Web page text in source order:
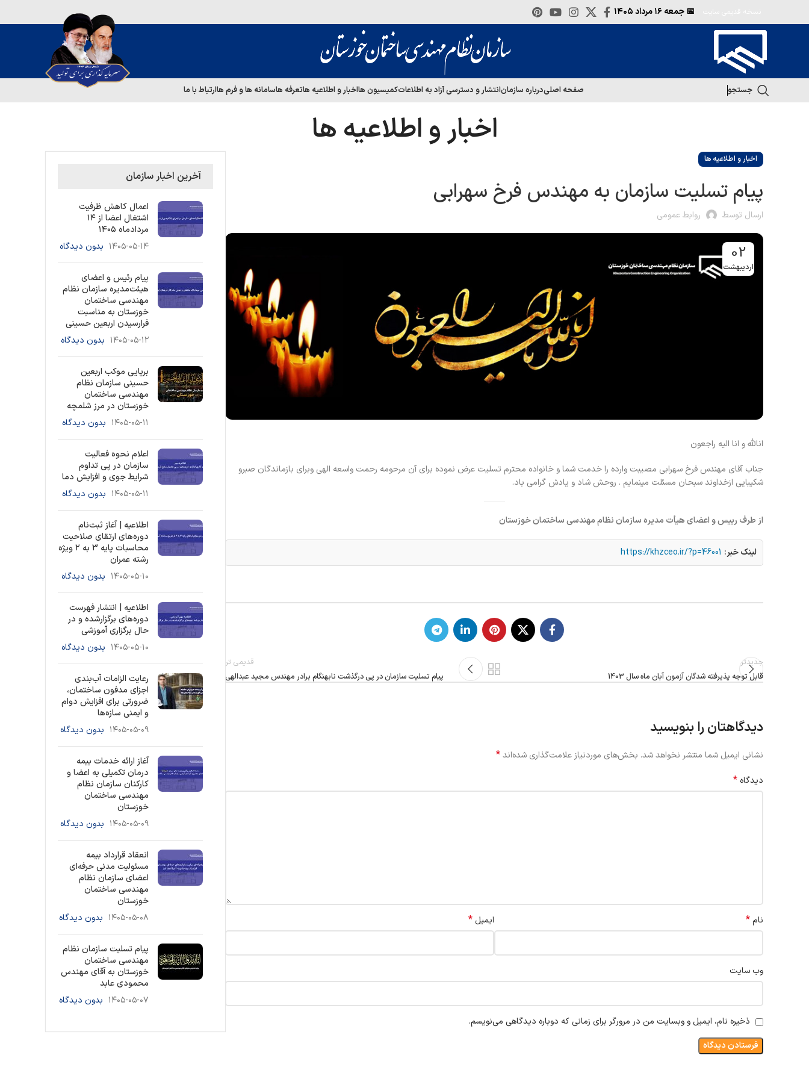
📅 جمعه
جستجو صفحه اصلیدرباره سازمانانتشار و دسترسی آزاد به اطلاعاتکمیسیون هااخبار و اطلاعیه هاتعرفه هاسامانه ها و فرم هاارتباط با ما
اخبار و اطلاعیه ها
اخبار و اطلاعیه ها
پیام تسلیت سازمان به مهندس فرخ سهرابی
ارسال توسط روابط عمومی
02
اردیبهشت
انالله و انا الیه راجعون
جناب آقای مهندس فرخ سهرابی مصیبت وارده را خدمت شما و خانواده محترم تسلیت عرض نموده برای آن مرحومه رحمت واسعه الهی وبرای بازماندگان صبرو
شکیبایی ازخداوند سبحان مسئلت مینمایم . روحش شاد و یادش گرامی باد.
از طرف رییس و اعضای هیأت مدیره سازمان نظام مهندسی ساختمان خوزستان
لینک خبر: https://khzceo.ir/?p=46001
جدیدتر
قابل توجه پذیرفته شدگان آزمون آبان ماه سال 1403
قدیمی تر
پیام تسلیت سازمان در پی درگذشت نابهنگام برادر مهندس مجید عبدالهی
دیدگاهتان را بنویسید
نشانی ایمیل شما منتشر نخواهد شد. بخش‌های موردنیاز علامت‌گذاری شده‌اند*
دیدگاه *
نام* ایمیل *
وب‌ سایت
ذخیره نام، ایمیل و وبسایت من در مرورگر برای زمانی که دوباره دیدگاهی می‌نویسم.
آخرین اخبار سازمان
اعمال کاهش ظرفیت
اشتغال اعضا از ۱۴
مردادماه ۱۴۰۵
۱۴۰۵-۰۵-۱۴ بدون دیدگاه
پیام رئیس و اعضای
هیئت‌مدیره سازمان نظام
مهندسی ساختمان
خوزستان به مناسبت
فرارسیدن اربعین حسینی
۱۴۰۵-۰۵-۱۲ بدون دیدگاه
برپایی موکب اربعین
حسینی سازمان نظام
مهندسی ساختمان
خوزستان در مرز شلمچه
۱۴۰۵-۰۵-۱۱ بدون دیدگاه
اعلام نحوه فعالیت
سازمان در پی تداوم
شرایط جوی و افزایش دما
۱۴۰۵-۰۵-۱۱ بدون دیدگاه
اطلاعیه | آغاز ثبت‌نام
دوره‌های ارتقای صلاحیت
محاسبات پایه 3 به ۲ ویژه
رشته عمران
۱۴۰۵-۰۵-۱۰ بدون دیدگاه
اطلاعیه | انتشار فهرست
دوره‌های برگزارشده و در
حال برگزاری آموزشی
۱۴۰۵-۰۵-۱۰ بدون دیدگاه
رعایت الزامات آب‌بندی
اجزای مدفون ساختمان،
ضرورتی برای افزایش دوام
و ایمنی سازه‌ها
۱۴۰۵-۰۵-۰۹ بدون دیدگاه
آغاز ارائه خدمات بیمه
درمان تکمیلی به اعضا و
کارکنان سازمان نظام
مهندسی ساختمان
خوزستان
۱۴۰۵-۰۵-۰۹ بدون دیدگاه
انعقاد قرارداد بیمه
مسئولیت مدنی حرفه‌ای
اعضای سازمان نظام
مهندسی ساختمان
خوزستان
۱۴۰۵-۰۵-۰۸ بدون دیدگاه
پیام تسلیت سازمان نظام
مهندسی ساختمان
خوزستان به آقای مهندس
محمودی عابد
۱۴۰۵-۰۵-۰۷ بدون دیدگاه